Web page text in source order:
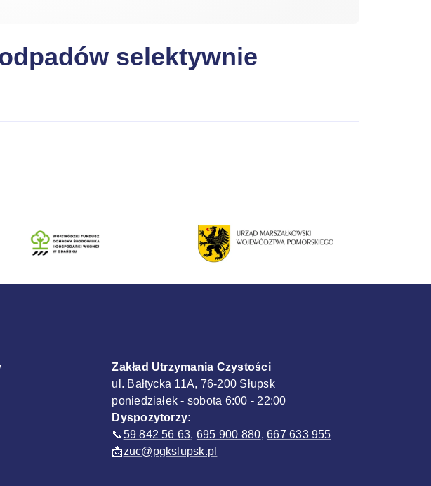
selektywnie
Zakład Utrzymania Czystości
ul. Bałtycka 11A, 76-200 Słupsk
poniedziałek - sobota 6:00 - 22:00
Dyspozytorzy:
📞59 842 56 63, 695 900 880,667 633 955
📩zuc@pgkslupsk.pl